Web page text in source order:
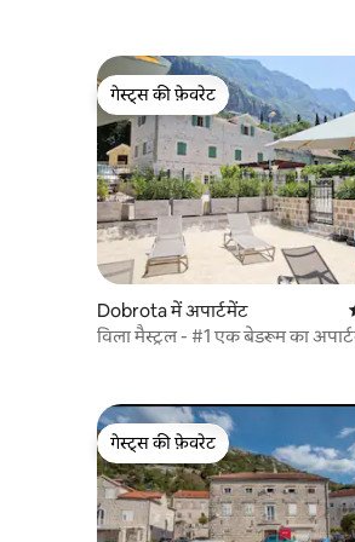
गेस्ट्स की फ़ेवरेट
गेस्ट्स की फ़ेवरेट
Dobrota में अपार्टमेंट
विला मैस्ट्रल - #1 एक बेडरूम का
गेस्ट्स की फ़ेवरेट
गेस्ट्स की फ़ेवरेट